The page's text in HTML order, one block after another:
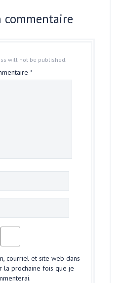
commentaire
will not be published.
*
courriel et site web dans
la prochaine fois que je